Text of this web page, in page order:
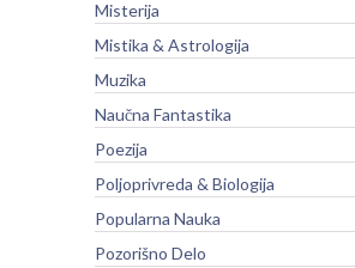
Misterija
Mistika & Astrologija
Muzika
Naučna Fantastika
Poezija
Poljoprivreda & Biologija
Popularna Nauka
Pozorišno Delo